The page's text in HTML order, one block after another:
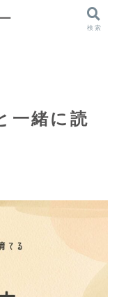
一緒に読
検索